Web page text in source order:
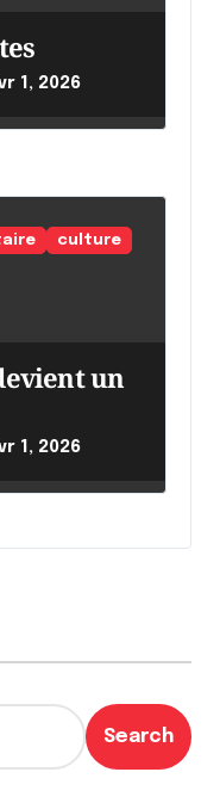
1, 2026
culture
un
1, 2026
Search